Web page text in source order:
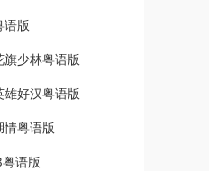
语版
少林粤语版
好汉粤语版
情粤语版
语版